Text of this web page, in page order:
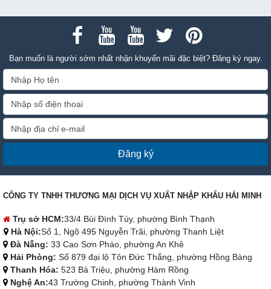
Bạn muốn là người sớm nhất nhận khuyến mãi đặc biệt? Đăng ký ngay.
Đăng ký
CÔNG TY TNHH THƯƠNG MẠI DỊCH VỤ XUẤT NHẬP KHẨU HẢI MINH
Trụ sở HCM:33/4 Bùi Đình Túy, phường Bình Thạnh
Hà Nội:Số 1, Ngõ 495 Nguyễn Trãi, phường Thanh Liệt
Đà Nẵng: 33 Cao Sơn Pháo, phường An Khê
Hải Phòng: Số 879 đại lộ Tôn Đức Thắng, phường Hồng Bàng
Thanh Hóa: 523 Bà Triệu, phường Hàm Rồng
Nghệ An:43 Trường Chinh, phường Thành Vinh